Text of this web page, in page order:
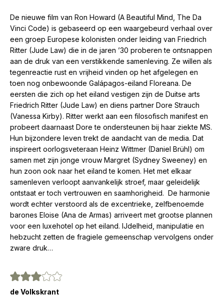
De nieuwe film van Ron Howard (A Beautiful Mind, The Da
Vinci Code) is gebaseerd op een waargebeurd verhaal over
een groep Europese kolonisten onder leiding van Friedrich
Ritter (Jude Law) die in de jaren ’30 proberen te ontsnappen
aan de druk van een verstikkende samenleving. Ze willen als
tegenreactie rust en vrijheid vinden op het afgelegen en
toen nog onbewoonde Galápagos-eiland Floreana. De
eersten die zich op het eiland vestigen zijn de Duitse arts
Friedrich Ritter (Jude Law) en diens partner Dore Strauch
(Vanessa Kirby). Ritter werkt aan een filosofisch manifest en
probeert daarnaast Dore te ondersteunen bij haar ziekte MS.
Hun bijzondere leven trekt de aandacht van de media. Dat
inspireert oorlogsveteraan Heinz Wittmer (Daniel Brühl) om
samen met zijn jonge vrouw Margret (Sydney Sweeney) en
hun zoon ook naar het eiland te komen. Het met elkaar
samenleven verloopt aanvankelijk stroef, maar geleidelijk
ontstaat er toch vertrouwen en saamhorigheid. De harmonie
wordt echter verstoord als de excentrieke, zelfbenoemde
barones Eloise (Ana de Armas) arriveert met grootse plannen
voor een luxehotel op het eiland. IJdelheid, manipulatie en
hebzucht zetten de fragiele gemeenschap vervolgens onder
zware druk…
de Volkskrant